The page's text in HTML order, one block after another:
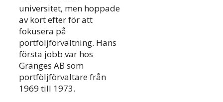
universitet, men hoppade
av kort efter för att
fokusera på
portföljförvaltning. Hans
första jobb var hos
Gränges AB som
portföljförvaltare från
1969 till 1973.